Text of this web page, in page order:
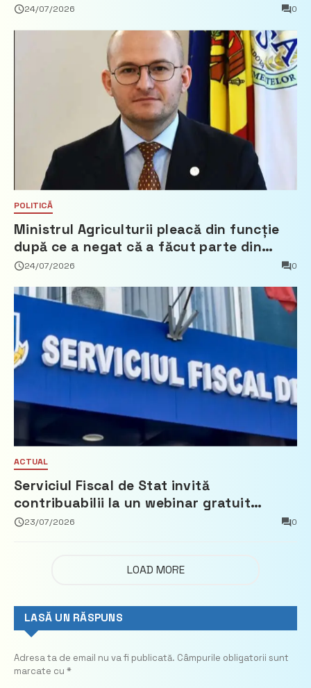
24/07/2026 0
POLITICĂ
Ministrul Agriculturii pleacă din funcție
după ce a negat că a făcut parte din
Partidul Democrat
24/07/2026 0
ACTUAL
Serviciul Fiscal de Stat invită
contribuabilii la un webinar gratuit
privind calculul impozitului pe bunurile
23/07/2026 0
LOAD MORE
LASĂ UN RĂSPUNS
Adresa ta de email nu va fi publicată. Câmpurile obligatorii sunt
marcate cu *